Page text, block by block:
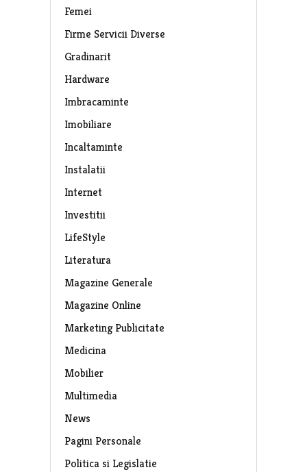
Femei
Firme Servicii Diverse
Gradinarit
Hardware
Imbracaminte
Imobiliare
Incaltaminte
Instalatii
Internet
Investitii
LifeStyle
Literatura
Magazine Generale
Magazine Online
Marketing Publicitate
Medicina
Mobilier
Multimedia
News
Pagini Personale
Politica si Legislatie